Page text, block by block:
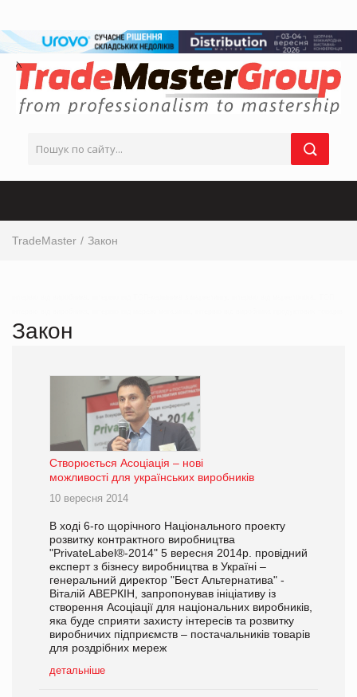
TradeMaster Закон
Закон
Створюється Асоціація – нові
можливості для українських виробників
10 вересня 2014
В ході 6-го щорічного Національного проекту
розвитку контрактного виробництва
"PrivateLabel®-2014" 5 вересня 2014р. провідний
експерт з бізнесу виробництва в Україні –
генеральний директор "Бест Альтернатива" -
Віталій АВЕРКІН, запропонував ініціативу із
створення Асоціації для національних виробників,
яка буде сприяти захисту інтересів та розвитку
виробничих підприємств – постачальників товарів
для роздрібних мереж
детальніше